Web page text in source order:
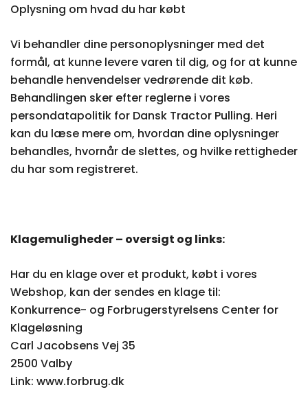
Oplysning om hvad du har købt
Vi behandler dine personoplysninger med det
formål, at kunne levere varen til dig, og for at kunne
behandle henvendelser vedrørende dit køb.
Behandlingen sker efter reglerne i vores
persondatapolitik for Dansk Tractor Pulling. Heri
kan du læse mere om, hvordan dine oplysninger
behandles, hvornår de slettes, og hvilke rettigheder
du har som registreret.
Klagemuligheder – oversigt og links:
Har du en klage over et produkt, købt i vores
Webshop, kan der sendes en klage til:
Konkurrence- og Forbrugerstyrelsens Center for
Klageløsning
Carl Jacobsens Vej 35
2500 Valby
Link: www.forbrug.dk